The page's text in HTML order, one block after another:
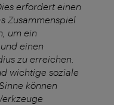
erfordert einen
Zusammenspiel
um ein
einen
zu erreichen.
wichtige soziale
können